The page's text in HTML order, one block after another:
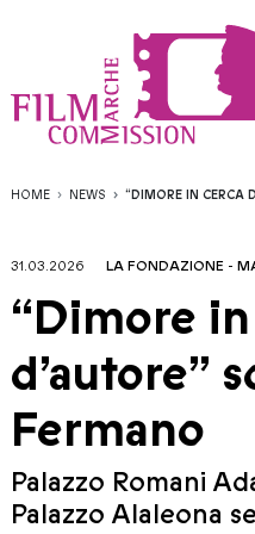
HOME NEWS “DIMORE IN CERCA
31.03.2026 LA FONDAZIONE -
“Dimore
d’autore”
Fermano
Palazzo Romani
Palazzo Alaleona